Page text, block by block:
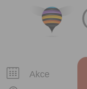
CityBee
Akce